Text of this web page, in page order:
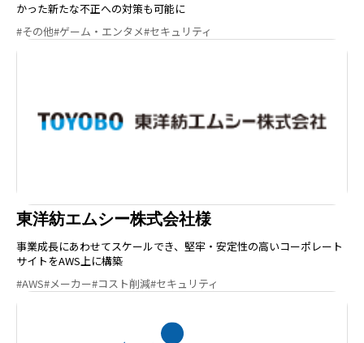
かった新たな不正への対策も可能に
#その他#ゲーム・エンタメ#セキュリティ
東洋紡エムシー株式会社様
事業成長にあわせてスケールでき、堅牢・安定性の高いコーポレート
サイトをAWS上に構築
#AWS#メーカー#コスト削減#セキュリティ